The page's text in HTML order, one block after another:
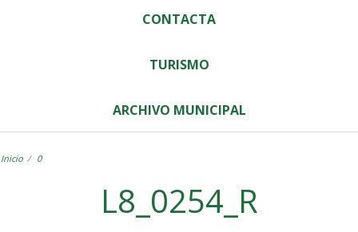
CONTACTA
TURISMO
ARCHIVO MUNICIPAL
Inicio 0
L8_0254_R